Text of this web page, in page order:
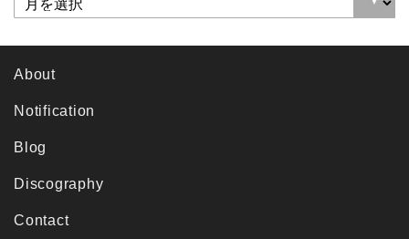
About
Notification
Blog
Discography
Contact